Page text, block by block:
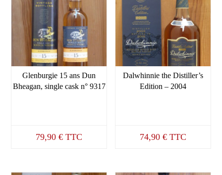
Glenburgie 15 ans Dun
Bheagan, single cask n° 9317
79,90€ TTC
Dalwhinnie the Distiller’s
Edition – 2004
74,90 € TTC